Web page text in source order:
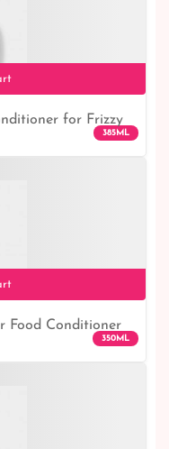
for Frizzy
385ML
Food Conditioner
350ML